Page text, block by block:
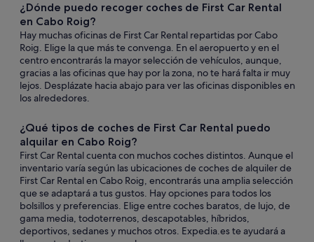
¿Dónde puedo recoger coches de First Car Rental
en Cabo Roig?
Hay muchas oficinas de First Car Rental repartidas por Cabo
Roig. Elige la que más te convenga. En el aeropuerto y en el
centro encontrarás la mayor selección de vehículos, aunque,
gracias a las oficinas que hay por la zona, no te hará falta ir muy
lejos. Desplázate hacia abajo para ver las oficinas disponibles en
los alrededores.
¿Qué tipos de coches de First Car Rental puedo
alquilar en Cabo Roig?
First Car Rental cuenta con muchos coches distintos. Aunque el
inventario varía según las ubicaciones de coches de alquiler de
First Car Rental en Cabo Roig, encontrarás una amplia selección
que se adaptará a tus gustos. Hay opciones para todos los
bolsillos y preferencias. Elige entre coches baratos, de lujo, de
gama media, todoterrenos, descapotables, híbridos,
deportivos, sedanes y muchos otros. Expedia.es te ayudará a